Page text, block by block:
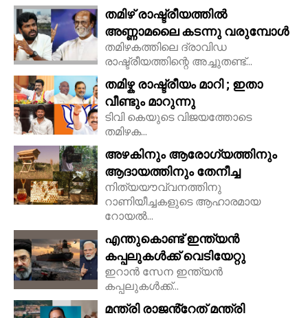
തമിഴ് രാഷ്ട്രീയത്തിൽ
അണ്ണാമലൈ കടന്നു വരുമ്പോൾ
തമിഴകത്തിലെ ദ്രാവിഡ
രാഷ്ട്രീയത്തിന്റെ അച്ചുതണ്ട്...
തമിഴ്ക രാഷ്ട്രീയം മാറി ; ഇതാ
വീണ്ടും മാറുന്നു
ടിവി കെയുടെ വിജയത്തോടെ
തമിഴക...
അഴകിനും ആരോഗ്യത്തിനും
ആദായത്തിനും തേനീച്ച
നിത്യയൗവ്വനത്തിനു
റാണിയീച്ചകളുടെ ആഹാരമായ
റോയല്‍...
എന്തുകൊണ്ട് ഇന്ത്യൻ
കപ്പലുകൾക്ക് വെടിയേറ്റു
ഇറാൻ സേന ഇന്ത്യൻ
കപ്പലുകൾക്ക്...
മന്ത്രി രാജൻ്റേത് മന്ത്രി